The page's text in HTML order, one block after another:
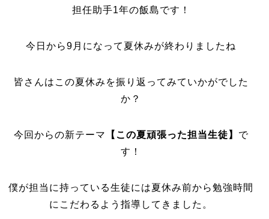
担任助手1年の飯島です！
今日から9月になって夏休みが終わりましたね
皆さんはこの夏休みを振り返ってみていかがでした
か？
今回からの新テーマ 【この夏頑張った担当生徒】 で
す！
僕が担当に持っている生徒には夏休み前から勉強時間
にこだわるよう指導してきました。